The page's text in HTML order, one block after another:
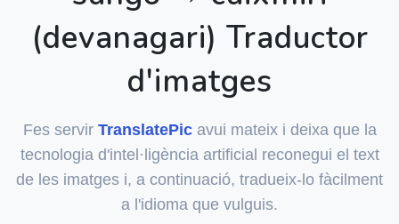
(devanagari) Traductor
d'imatges
Fes servir TranslatePicavui mateix i deixa que la
tecnologia d'intel·ligència artificial reconegui el text
de les imatges i, a continuació, tradueix-lo fàcilment
a l'idioma que vulguis.